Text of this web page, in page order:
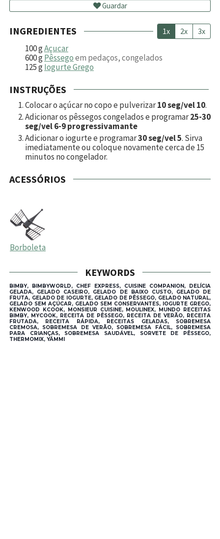
Guardar
INGREDIENTES 1x 2x 3x
100gAçucar
600gPêssegoem pedaços, congelados
125gIogurte Grego
INSTRUÇÕES
Colocar o açúcar no copo e pulverizar10 seg/vel 10.
Adicionar os pêssegos congelados e programar25-30
seg/vel 6-9 progressivamante
Adicionar o iogurte e programar30 seg/vel 5. Sirva
imediatamente ou coloque novamente cerca de 15
minutos no congelador.
ACESSÓRIOS
Borboleta
KEYWORDS
BIMBY, BIMBYWORLD, CHEF EXPRESS, CUISINE COMPANION, DELÍCIA
GELADA, GELADO CASEIRO, GELADO DE BAIXO CUSTO, GELADO DE
FRUTA, GELADO DE IOGURTE, GELADO DE PÊSSEGO, GELADO NATURAL,
GELADO SEM AÇÚCAR, GELADO SEM CONSERVANTES, IOGURTE GREGO,
KENWOOD KCOOK, MONSIEUR CUISINE, MOULINEX, MUNDO RECEITAS
BIMBY, MYCOOK, RECEITA DE PÊSSEGO, RECEITA DE VERÃO, RECEITA
FRUTADA, RECEITA RÁPIDA, RECEITAS GELADAS, SOBREMESA
CREMOSA, SOBREMESA DE VERÃO, SOBREMESA FÁCIL, SOBREMESA
PARA CRIANÇAS, SOBREMESA SAUDÁVEL, SORVETE DE PÊSSEGO,
THERMOMIX, YÄMMI